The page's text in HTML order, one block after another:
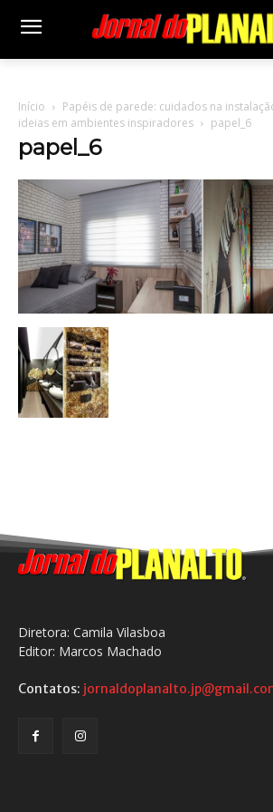
Início
Papéis de parede: cuidados na
ideias em ambientes inspiradores
papel_6
papel_6
Diretora: Camila Vilasboa
Editor: Marcos Machado
Contatos: